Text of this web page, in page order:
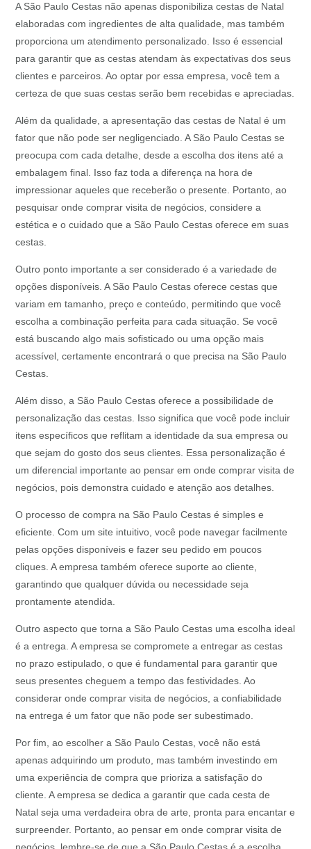
A São Paulo Cestas não apenas disponibiliza cestas de Natal
elaboradas com ingredientes de alta qualidade, mas também
proporciona um atendimento personalizado. Isso é essencial
para garantir que as cestas atendam às expectativas dos seus
clientes e parceiros. Ao optar por essa empresa, você tem a
certeza de que suas cestas serão bem recebidas e apreciadas.
Além da qualidade, a apresentação das cestas de Natal é um
fator que não pode ser negligenciado. A São Paulo Cestas se
preocupa com cada detalhe, desde a escolha dos itens até a
embalagem final. Isso faz toda a diferença na hora de
impressionar aqueles que receberão o presente. Portanto, ao
pesquisar onde comprar visita de negócios, considere a
estética e o cuidado que a São Paulo Cestas oferece em suas
cestas.
Outro ponto importante a ser considerado é a variedade de
opções disponíveis. A São Paulo Cestas oferece cestas que
variam em tamanho, preço e conteúdo, permitindo que você
escolha a combinação perfeita para cada situação. Se você
está buscando algo mais sofisticado ou uma opção mais
acessível, certamente encontrará o que precisa na São Paulo
Cestas.
Além disso, a São Paulo Cestas oferece a possibilidade de
personalização das cestas. Isso significa que você pode incluir
itens específicos que reflitam a identidade da sua empresa ou
que sejam do gosto dos seus clientes. Essa personalização é
um diferencial importante ao pensar em onde comprar visita de
negócios, pois demonstra cuidado e atenção aos detalhes.
O processo de compra na São Paulo Cestas é simples e
eficiente. Com um site intuitivo, você pode navegar facilmente
pelas opções disponíveis e fazer seu pedido em poucos
cliques. A empresa também oferece suporte ao cliente,
garantindo que qualquer dúvida ou necessidade seja
prontamente atendida.
Outro aspecto que torna a São Paulo Cestas uma escolha ideal
é a entrega. A empresa se compromete a entregar as cestas
no prazo estipulado, o que é fundamental para garantir que
seus presentes cheguem a tempo das festividades. Ao
considerar onde comprar visita de negócios, a confiabilidade
na entrega é um fator que não pode ser subestimado.
Por fim, ao escolher a São Paulo Cestas, você não está
apenas adquirindo um produto, mas também investindo em
uma experiência de compra que prioriza a satisfação do
cliente. A empresa se dedica a garantir que cada cesta de
Natal seja uma verdadeira obra de arte, pronta para encantar e
surpreender. Portanto, ao pensar em onde comprar visita de